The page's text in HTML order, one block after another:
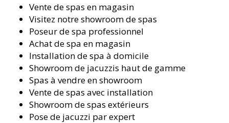
Vente de spas en magasin
Visitez notre showroom de spas
Poseur de spa professionnel
Achat de spa en magasin
Installation de spa à domicile
Showroom de jacuzzis haut de gamme
Spas à vendre en showroom
Vente de spas avec installation
Showroom de spas extérieurs
Pose de jacuzzi par expert